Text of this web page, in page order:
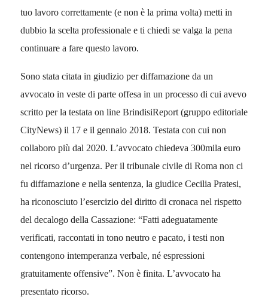
tuo lavoro correttamente (e non è la prima volta) metti in
dubbio la scelta professionale e ti chiedi se valga la pena
continuare a fare questo lavoro.
Sono stata citata in giudizio per diffamazione da un
avvocato in veste di parte offesa in un processo di cui avevo
scritto per la testata on line BrindisiReport (gruppo editoriale
CityNews) il 17 e il gennaio 2018. Testata con cui non
collaboro più dal 2020. L’avvocato chiedeva 300mila euro
nel ricorso d’urgenza. Per il tribunale civile di Roma non ci
fu diffamazione e nella sentenza, la giudice Cecilia Pratesi,
ha riconosciuto l’esercizio del diritto di cronaca nel rispetto
del decalogo della Cassazione: “Fatti adeguatamente
verificati, raccontati in tono neutro e pacato, i testi non
contengono intemperanza verbale, né espressioni
gratuitamente offensive”. Non è finita. L’avvocato ha
presentato ricorso.